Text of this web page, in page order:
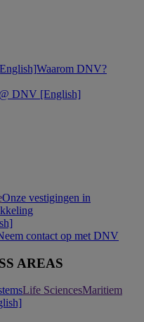
Waarom DNV?
DNV [English]
Onze vestigingen in
contact op met DNV
AREAS
Life SciencesMaritiem